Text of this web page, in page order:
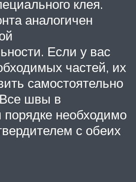
клея.
аналогичен
Если у вас
частей, их
самостоятельно
Все швы в
порядке необходимо
с обеих